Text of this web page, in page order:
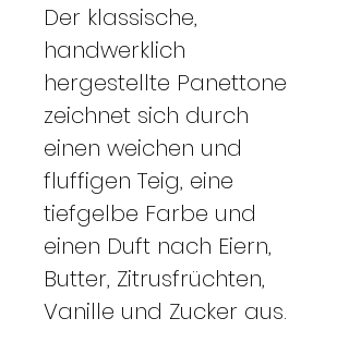
Der klassische,
handwerklich
hergestellte Panettone
zeichnet sich durch
einen weichen und
fluffigen Teig, eine
tiefgelbe Farbe und
einen Duft nach Eiern,
Butter, Zitrusfrüchten,
Vanille und Zucker aus.